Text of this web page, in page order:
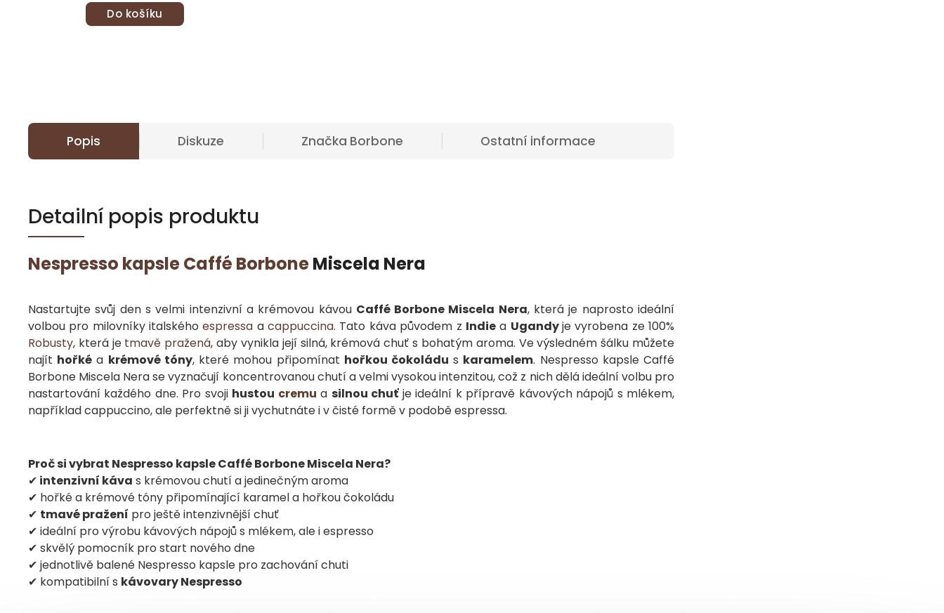
Do košíku
Popis Diskuze Značka Borbone Ostatní informace
Detailní popis produktu
Nespresso kapsleCaffé BorboneMiscela Nera
Nastartujte svůj den s velmi intenzivní a krémovou kávou Caffé Borbone Miscela Nera, která je naprosto ideální
volbou pro milovníky italskéhoespressa acappuccina. Tato káva původem z Indiea Ugandyje vyrobena ze 100%
Robusty, která je tmavě pražená, aby vynikla její silná, krémová chuť s bohatým aroma. Ve výsledném šálku můžete
najít hořké a krémové tóny, které mohou připomínat hořkou čokoládu s karamelem. Nespresso kapsle Caffé
Borbone Miscela Nera se vyznačují koncentrovanou chutí a velmi vysokou intenzitou, což z nich dělá ideální volbu pro
nastartování každého dne. Pro svoji hustou cremu a silnou chuťje ideální k přípravě kávových nápojů s mlékem,
například cappuccino, ale perfektně si ji vychutnáte i v čisté formě v podobě espressa.
Proč si vybrat Nespresso kapsle Caffé Borbone Miscela Nera?
✔ intenzivní káva s krémovou chutí a jedinečným aroma
✔ hořké a krémové tóny připomínající karamel a hořkou čokoládu
✔ tmavé pražení pro ještě intenzivnější chuť
✔ ideální pro výrobu kávových nápojů s mlékem, ale i espresso
✔ skvělý pomocník pro start nového dne
✔ jednotlivě balené Nespresso kapsle pro zachování chuti
✔ kompatibilní s kávovary Nespresso